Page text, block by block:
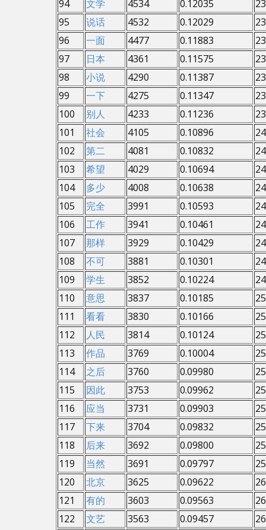
94 文学 4534 0.12035
95
说话 4532 0.12029
96
一面 4477 0.11883
97
日本 4361 0.11575
98
小说 4290 0.11387
99
一下 4275 0.11347
100
别人 4233 0.11236
101
社会 4105 0.10896
102
第二 4081 0.10832
103
希望 4029 0.10694
104
多少 4008 0.10638
105
完全 3991 0.10593
106
工作 3941 0.10461
107
那样 3929 0.10429
108
不可 3881 0.10301
109
学生 3852 0.10224
110
意思 3837 0.10185
111
看看 3830 0.10166
112
人民 3814 0.10124
113
作品 3769 0.10004
114
之后 3760 0.09980
115
因此 3753 0.09962
116
应当 3731 0.09903
117
下来 3704 0.09832
118
后来 3692 0.09800
119
当然 3691 0.09797
120
北京 3625 0.09622
121
有的 3603 0.09563
122
文艺 3563 0.09457